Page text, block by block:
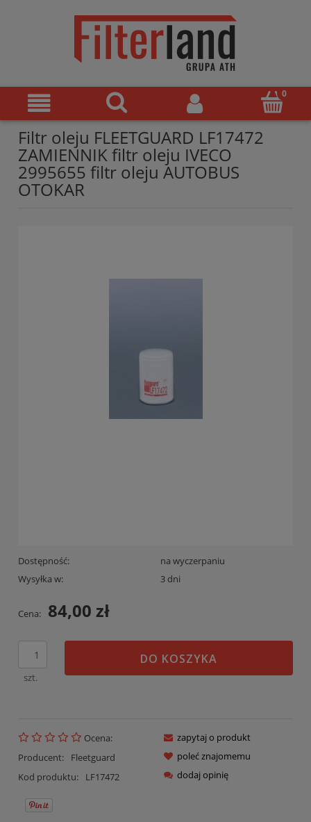
Filtr oleju FLEETGUARD LF17472
ZAMIENNIK filtr oleju IVECO
2995655 filtr oleju AUTOBUS
OTOKAR
Dostępność:
na wyczerpaniu
Wysyłka w:
3 dni
Cena: 84,00 zł
szt.
DO KOSZYKA
Ocena:
Producent:
Fleetguard
Kod produktu:
LF17472
zapytaj o produkt
poleć znajomemu
dodaj opinię